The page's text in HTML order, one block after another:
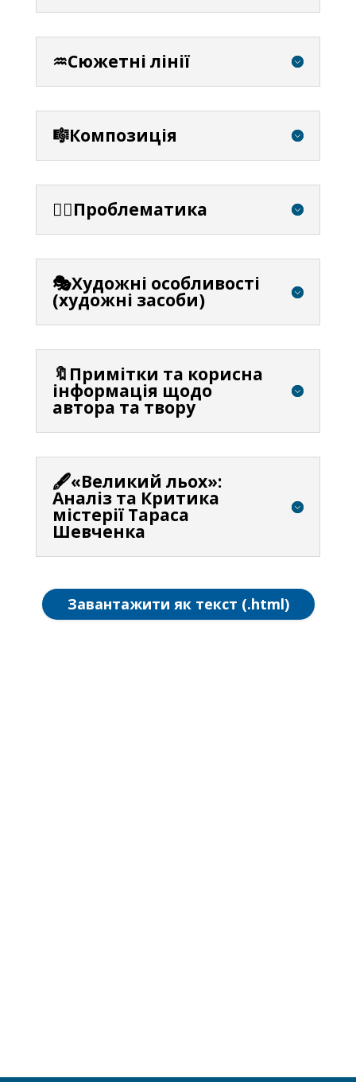
♒Сюжетні лінії
🎼Композиція
⛓️‍💥Проблематика
🎭Художні особливості
(художні засоби)
🔖Примітки та корисна
інформація щодо
автора та твору
🖋️«Великий льох»:
Аналіз та Критика
містерії Тараса
Шевченка
Завантажити як текст (.html)